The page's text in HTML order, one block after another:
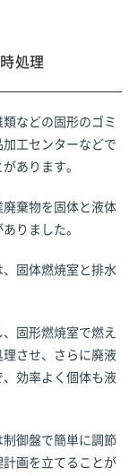
処理
などの固形のゴミ
工センターなどで
あります。
棄物を固体と液体
りました。
固体燃焼室と排水
固形燃焼室で燃え
させ、さらに廃液
効率よく個体も液
御盤で簡単に調節
画を立てることが